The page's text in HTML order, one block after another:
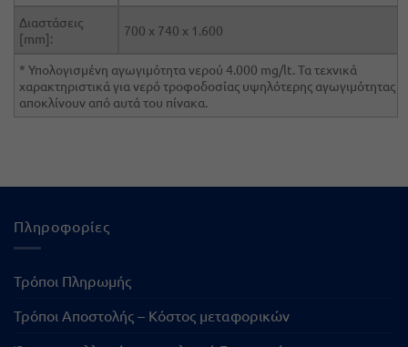
Διαστάσεις
[mm]:
700 x 740 x 1.600
* Υπολογισμένη αγωγιμότητα νερού 4.000 mg/lt. Τα τεχνικά
χαρακτηριστικά για νερό τροφοδοσίας υψηλότερης αγωγιμότητας
αποκλίνουν από αυτά του πίνακα.
Πληροφορίες
Τρόποι Πληρωμής
Τρόποι Αποστολής – Κόστος μεταφορικών